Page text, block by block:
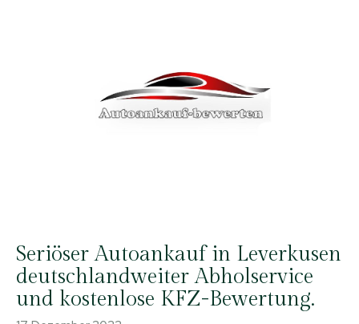
Seriöser Autoankauf in Leverkusen
deutschlandweiter Abholservice
und kostenlose KFZ-Bewertung.